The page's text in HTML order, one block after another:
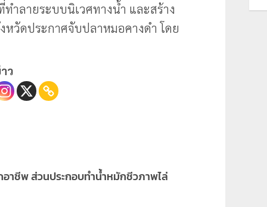
ำลายระบบนิเวศทางน้ำ และสร้าง
หวัดประกาศจับปลาหมอคางดำ โดย
ว
อาชีพ ส่วนประกอบทำน้ำหมักชีวภาพไล่